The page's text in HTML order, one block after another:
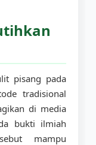
pisang pada
tradisional
di media
bukti ilmiah
mampu